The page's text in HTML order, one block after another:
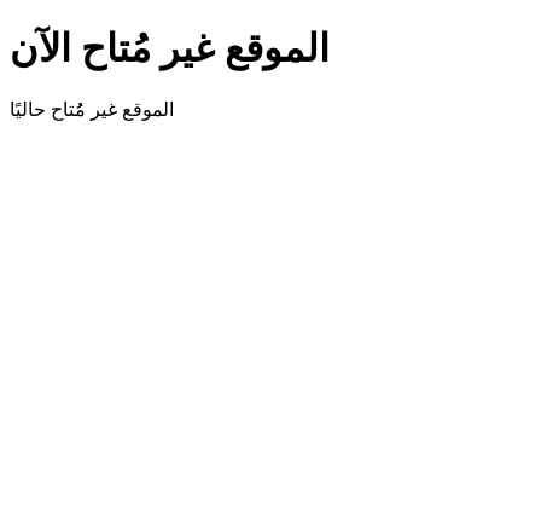
الموقع غير مُتاح الآن
الموقع غير مُُتاح حاليًا